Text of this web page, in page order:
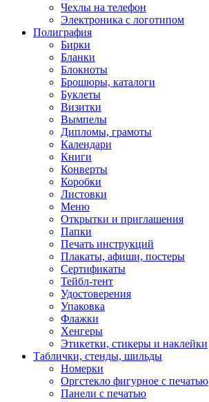
Чехлы на телефон
Электроника с логотипом
Полиграфия
Бирки
Бланки
Блокноты
Брошюры, каталоги
Буклеты
Визитки
Вымпелы
Дипломы, грамоты
Календари
Книги
Конверты
Коробки
Листовки
Меню
Открытки и приглашения
Папки
Печать инструкций
Плакаты, афиши, постеры
Сертификаты
Тейбл-тент
Удостоверения
Упаковка
Флажки
Хенгеры
Этикетки, стикеры и наклейки
Таблички, стенды, шильды
Номерки
Оргстекло фигурное с печатью
Панели с печатью